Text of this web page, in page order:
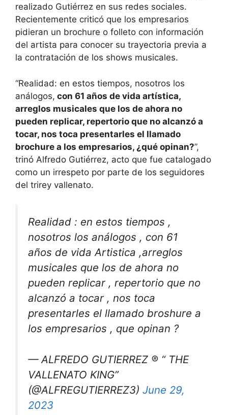
realizado Gutiérrez en sus redes sociales.
Recientemente criticó que los empresarios
pidieran un brochure o folleto con información
del artista para conocer su trayectoria previa a
la contratación de los shows musicales.
“Realidad: en estos tiempos, nosotros los
análogos, con 61 años de vida artística,
arreglos musicales que los de ahora no
pueden replicar, repertorio que no alcanzó a
tocar, nos toca presentarles el llamado
brochure a los empresarios, ¿qué opinan?”,
trinó Alfredo Gutiérrez, acto que fue catalogado
como un irrespeto por parte de los seguidores
del trirey vallenato.
Realidad : en estos tiempos ,
nosotros los análogos , con 61
años de vida Artistica ,arreglos
musicales que los de ahora no
pueden replicar , repertorio que no
alcanzó a tocar , nos toca
presentarles el llamado broshure a
los empresarios , que opinan ?
— ALFREDO GUTIERREZ ® “ THE
VALLENATO KING”
(@ALFREGUTIERREZ3) June 29,
2023